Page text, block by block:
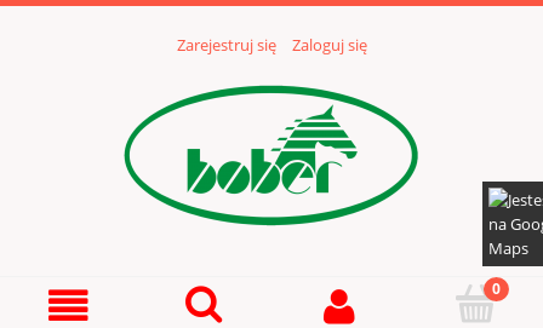
Zarejestruj się Zaloguj się